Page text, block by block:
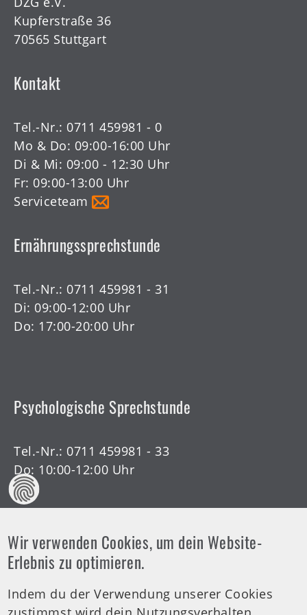
Kupferstraße 36
70565 Stuttgart
Kontakt
Tel.-Nr.: 0711 459981 - 0
Mo & Do: 09:00-16:00 Uhr
Di & Mi: 09:00 - 12:30 Uhr
Fr: 09:00-13:00 Uhr
Serviceteam
Ernährungssprechstunde
Tel.-Nr.: 0711 459981 - 31
Di: 09:00-12:00 Uhr
Do: 17:00-20:00 Uhr
Psychologische Sprechstunde
Tel.-Nr.: 0711 459981 - 33
Do: 10:00-12:00 Uhr
Offene Arztsprechstunde
Tel.-Nr.: 0711 459981 - 30
Wir verwenden Cookies, um dein Website-
Erlebnis zu optimieren.
Indem du der Verwendung unserer Cookies